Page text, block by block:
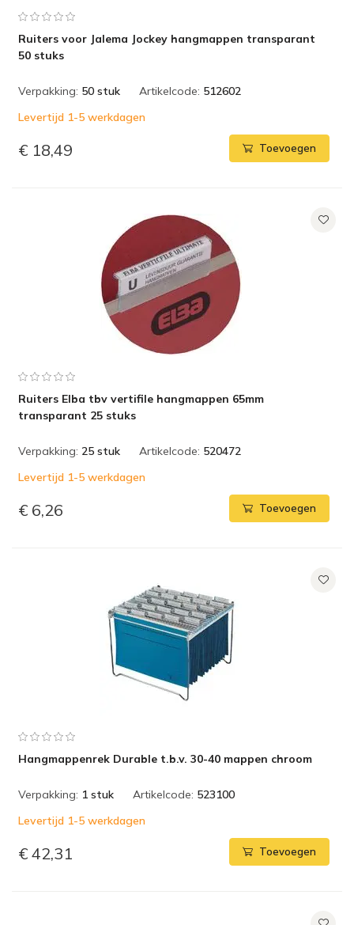
Ruiters voor Jalema Jockey hangmappen transparant
50 stuks
Verpakking: 50 stuk Artikelcode: 512602
Levertijd 1-5 werkdagen
€ 18,49 Toevoegen
Ruiters Elba tbv vertifile hangmappen 65mm
transparant 25 stuks
Verpakking: 25 stuk Artikelcode: 520472
Levertijd 1-5 werkdagen
€ 6,26 Toevoegen
Hangmappenrek Durable t.b.v. 30-40 mappen chroom
Verpakking: 1 stuk Artikelcode: 523100
Levertijd 1-5 werkdagen
€ 42,31 Toevoegen